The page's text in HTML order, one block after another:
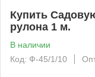
Купить
рулона 1 м.
В наличии
Код: Ф-45/1/10